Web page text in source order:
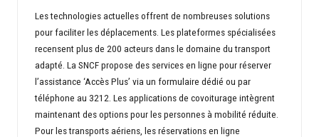
Les technologies actuelles offrent de nombreuses solutions
pour faciliter les déplacements. Les plateformes spécialisées
recensent plus de 200 acteurs dans le domaine du transport
adapté. La SNCF propose des services en ligne pour réserver
l’assistance ‘Accès Plus’ via un formulaire dédié ou par
téléphone au 3212. Les applications de covoiturage intègrent
maintenant des options pour les personnes à mobilité réduite.
Pour les transports aériens, les réservations en ligne